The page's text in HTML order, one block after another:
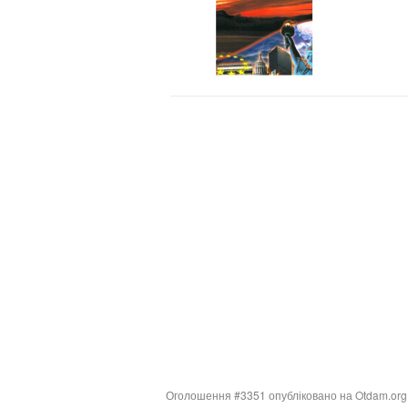
Оголошення #3351 опубліковано на Otdam.org